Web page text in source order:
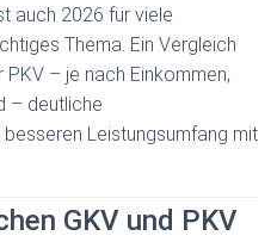
auch 2026 für viele
Thema. Ein Vergleich
PKV – je nach Einkommen,
– deutliche
Leistungsumfang mit
GKV und PKV